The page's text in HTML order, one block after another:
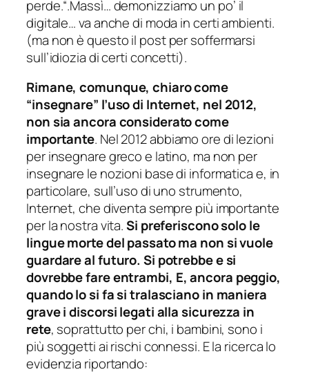
perde.“.Massì… demonizziamo un po’ il
digitale… va anche di moda in certi ambienti.
(ma non è questo il post per soffermarsi
sull’idiozia di certi concetti).
Rimane, comunque, chiaro come
“insegnare” l’uso di Internet, nel 2012,
non sia ancora considerato come
importante. Nel 2012 abbiamo ore di lezioni
per insegnare greco e latino, ma non per
insegnare le nozioni base di informatica e, in
particolare, sull’uso di uno strumento,
Internet, che diventa sempre più importante
per la nostra vita.Si preferiscono solo le
lingue morte del passato ma non si vuole
guardare al futuro. Si potrebbe e si
dovrebbe fare entrambi, E, ancora peggio,
quando lo si fa si tralasciano in maniera
grave i discorsi legati alla sicurezza in
rete, soprattutto per chi, i bambini, sono i
più soggetti ai rischi connessi. E la ricerca lo
evidenzia riportando: